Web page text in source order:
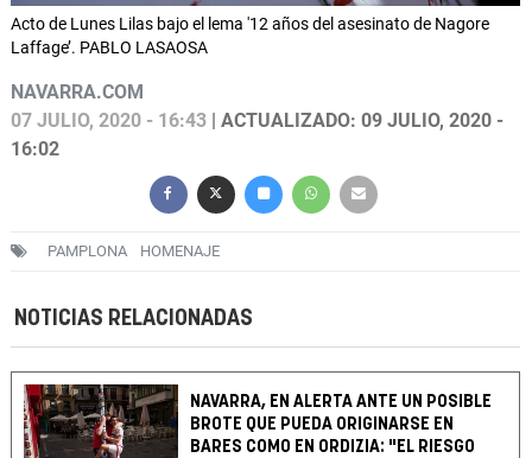
Acto de Lunes Lilas bajo el lema '12 años del asesinato de Nagore
Laffage’. PABLO LASAOSA
NAVARRA.COM
07 JULIO, 2020 - 16:43 | ACTUALIZADO: 09 JULIO, 2020 -
16:02
PAMPLONA HOMENAJE
NOTICIAS RELACIONADAS
NAVARRA, EN ALERTA ANTE UN POSIBLE
BROTE QUE PUEDA ORIGINARSE EN
BARES COMO EN ORDIZIA: "EL RIESGO